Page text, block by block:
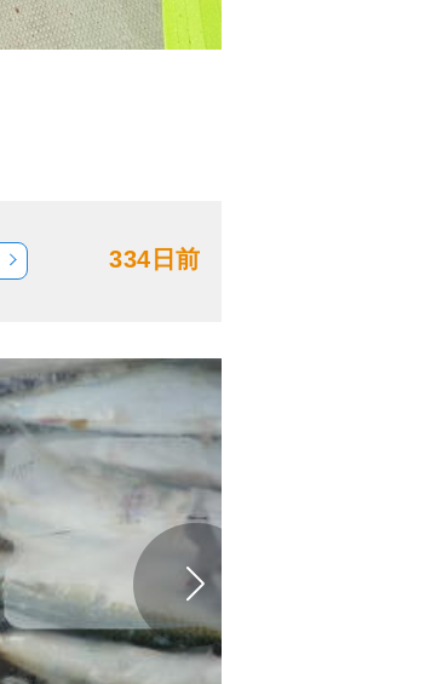
334日前